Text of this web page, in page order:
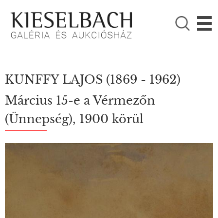

KÉRJÜK VÁLASSZON!
Festmények
KUNFFY LAJOS (1869 - 1962)
Március 15-e a Vérmezőn
(Ünnepség), 1900 körül